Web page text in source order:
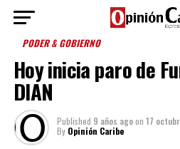
PODER & GOBIERNO
Hoy inicia paro de
DIAN
Published 9 años agoon 17
By Opinión Caribe